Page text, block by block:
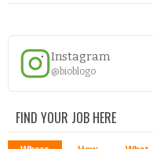
Instagram
@bioblogo
FIND YOUR JOB HERE